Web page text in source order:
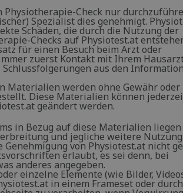
Check nur
Spezialist dies genehmigt.
Schäden, die durch die Nutzung der
Checks auf Physiotest.at
für einen Besuch beim Arzt oder
zuerst Kontakt mit Ihrem
aus den
Materialien werden ohne Gewähr oder
Diese Materialien können
geändert werden.
in Bezug auf diese Materialien liegen
und jegliche weitere
von Physiotest.at nicht
erlaubt, es sei denn, bei
anderes angegeben.
einzelne Elemente (wie Bilder,
in einem Frameset oder durch